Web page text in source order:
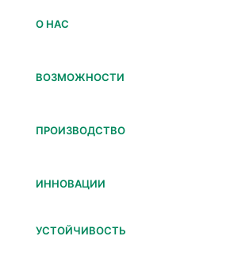
О НАС
ВОЗМОЖНОСТИ
ПРОИЗВОДСТВО
ИННОВАЦИИ
УСТОЙЧИВОСТЬ